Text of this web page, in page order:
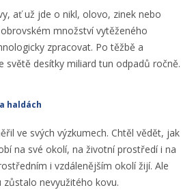
ať už jde o nikl, olovo, zinek nebo
množství vytěženého
zpracovat. Po těžbě a
světě desítky miliard tun odpadů ročně.
haldách
ve svých výzkumech. Chtěl vědět, jak
na své okolí, na životní prostředí i na
i vzdálenějším okolí žijí. Ale
nevyužitého kovu.